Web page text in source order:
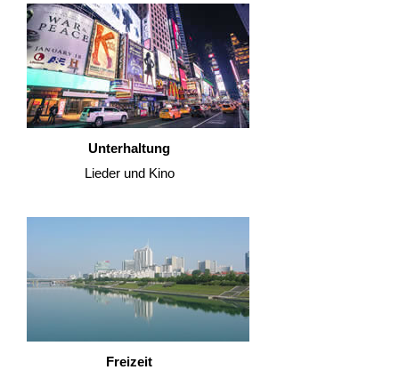
Unterhaltung
Lieder und Kino
Freizeit